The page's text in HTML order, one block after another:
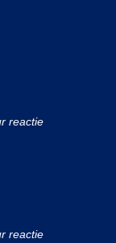
reactie
reactie